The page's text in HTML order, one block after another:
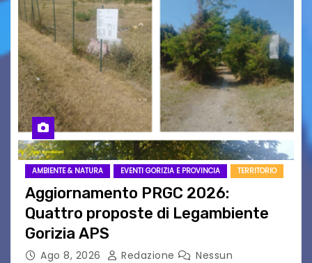
AMBIENTE & NATURA EVENTI GORIZIA E PROVINCIA TERRITORIO
Aggiornamento PRGC 2026:
Quattro proposte di Legambiente
Gorizia APS
Ago 8, 2026 Redazione
Nessun